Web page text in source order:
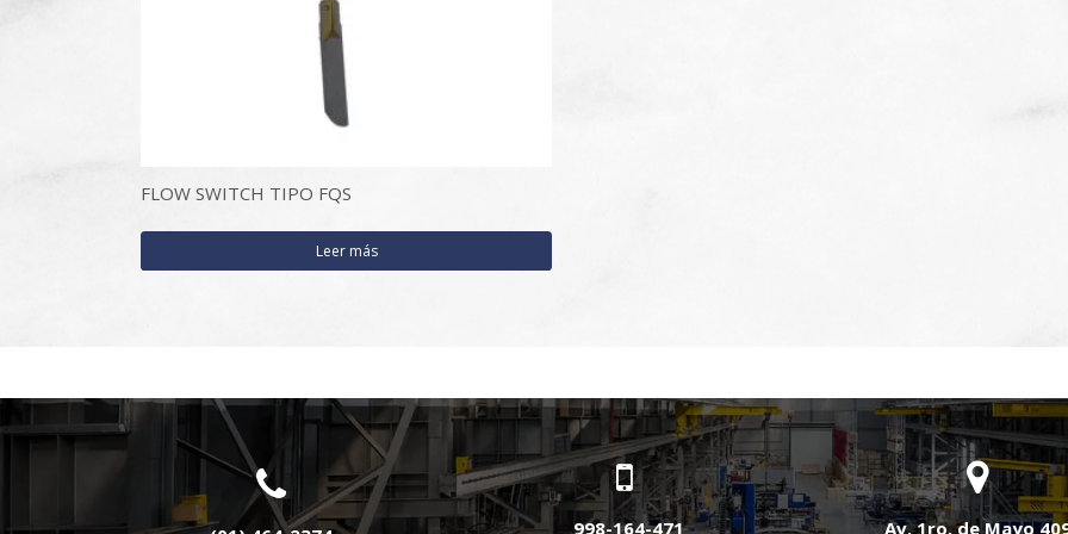
FLOW SWITCH TIPO FQS
Leer más
998-164-471 Av. 1ro. de Mayo